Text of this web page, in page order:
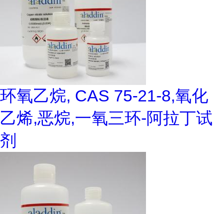
环氧乙烷, CAS 75-21-8,氧化
乙烯,恶烷,一氧三环-阿拉丁试
剂